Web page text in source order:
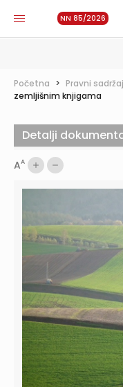
NN 85/2026
Početna > Pravni
zemljišnim knjigama
AA
Detalji